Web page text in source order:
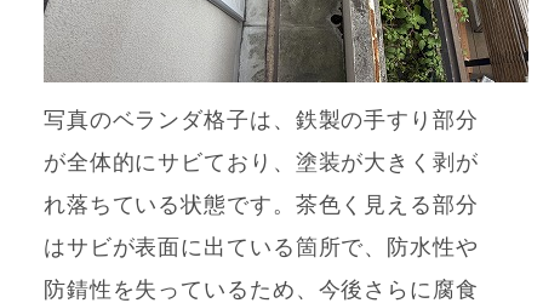
写真のベランダ格子は、鉄製の手すり部分
が全体的にサビており、塗装が大きく剥が
れ落ちている状態です。茶色く見える部分
はサビが表面に出ている箇所で、防水性や
防錆性を失っているため、今後さらに腐食